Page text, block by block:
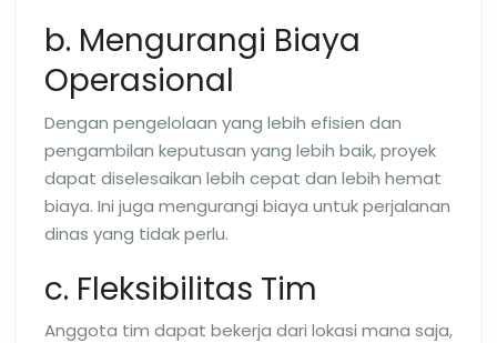
b. Mengurangi Biaya
Operasional
Dengan pengelolaan yang lebih efisien dan
pengambilan keputusan yang lebih baik, proyek
dapat diselesaikan lebih cepat dan lebih hemat
biaya. Ini juga mengurangi biaya untuk perjalanan
dinas yang tidak perlu.
c. Fleksibilitas Tim
Anggota tim dapat bekerja dari lokasi mana saja,